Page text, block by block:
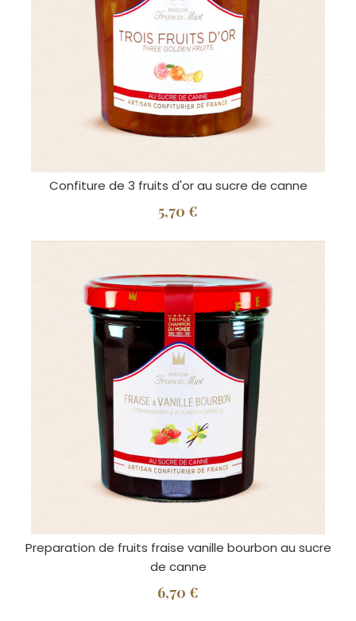
Confiture de 3 fruits d'or au sucre de canne
5,70 €
Preparation de fruits fraise vanille bourbon au sucre
de canne
6,70 €